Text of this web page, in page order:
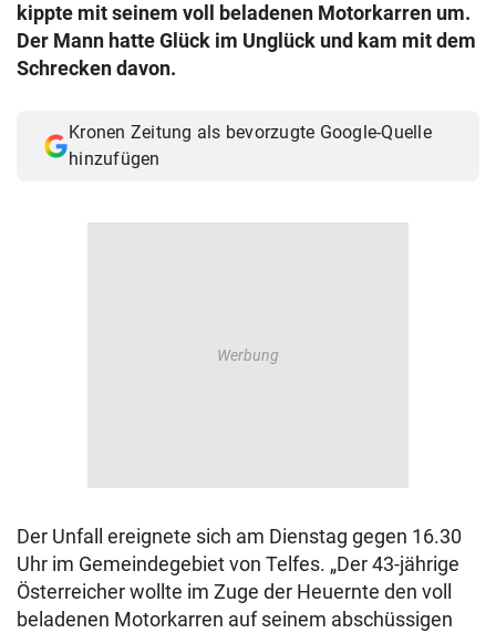
kippte mit seinem voll beladenen Motorkarren um.
Der Mann hatte Glück im Unglück und kam mit dem
Schrecken davon.
Kronen Zeitung als bevorzugte Google-Quelle
hinzufügen
Der Unfall ereignete sich am Dienstag gegen 16.30
Uhr im Gemeindegebiet von Telfes. „Der 43-jährige
Österreicher wollte im Zuge der Heuernte den voll
beladenen Motorkarren auf seinem abschüssigen